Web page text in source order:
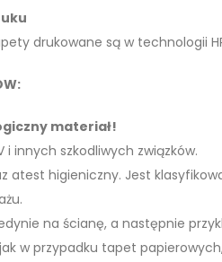
drukowane są w technologii HP
materiał!
i innych szkodliwych związków.
atest higieniczny. Jest
na ścianę, a następnie
w przypadku tapet